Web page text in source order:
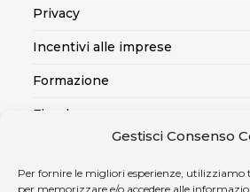
Gestisci Consenso
Per fornire le migliori esperienze, utilizziamo
per memorizzare e/o accedere alle
Privacy
Incentivi alle imprese
Formazione
Fiscale
Credito alle imprese